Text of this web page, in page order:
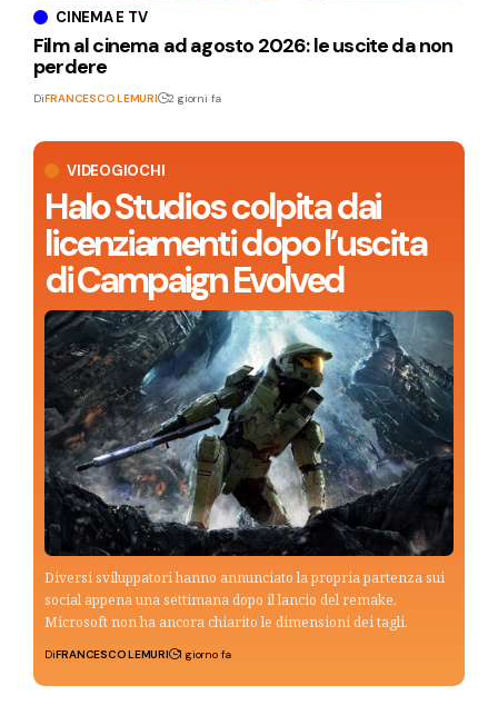
VIDEOGIOCHI
Halo Studios colpita dai
licenziamenti dopo l’uscita
di Campaign Evolved
Diversi sviluppatori hanno annunciato la propria partenza sui
social appena una settimana dopo il lancio del remake.
Microsoft non ha ancora chiarito le dimensioni dei tagli.
DiFRANCESCO LEMURI 1 giorno fa
CINEMA E TV
Film al cinema ad agosto 2026: le uscite da non
perdere
DiFRANCESCO LEMURI 2 giorni fa